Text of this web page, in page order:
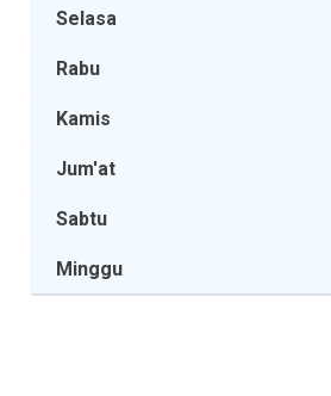
Selasa
Rabu
Kamis
Jum'at
Sabtu
Minggu